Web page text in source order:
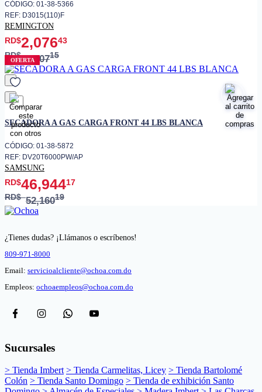
CÓDIGO: 01-38-5366
REF: D3015(110)F
REMINGTON
RD$2,07643
RD$2,30715
OFERTA
favorito
SECADORA A GAS CARGA FRONT 44 LBS BLANCA
CÓDIGO: 01-38-5872
REF: DV20T6000PW/AP
SAMSUNG
RD$46,94417
RD$52,16019
¿Tienes dudas? ¡Llámanos o escríbenos!
809-971-8000
Email: servicioalcliente@ochoa.com.do
Empleos: ochoaempleos@ochoa.com.do
Sucursales
> Tienda Imbert > Tienda Carmelitas, Licey > Tienda Bartolomé
Colón > Tienda Santo Domingo > Tienda de exhibición Santo